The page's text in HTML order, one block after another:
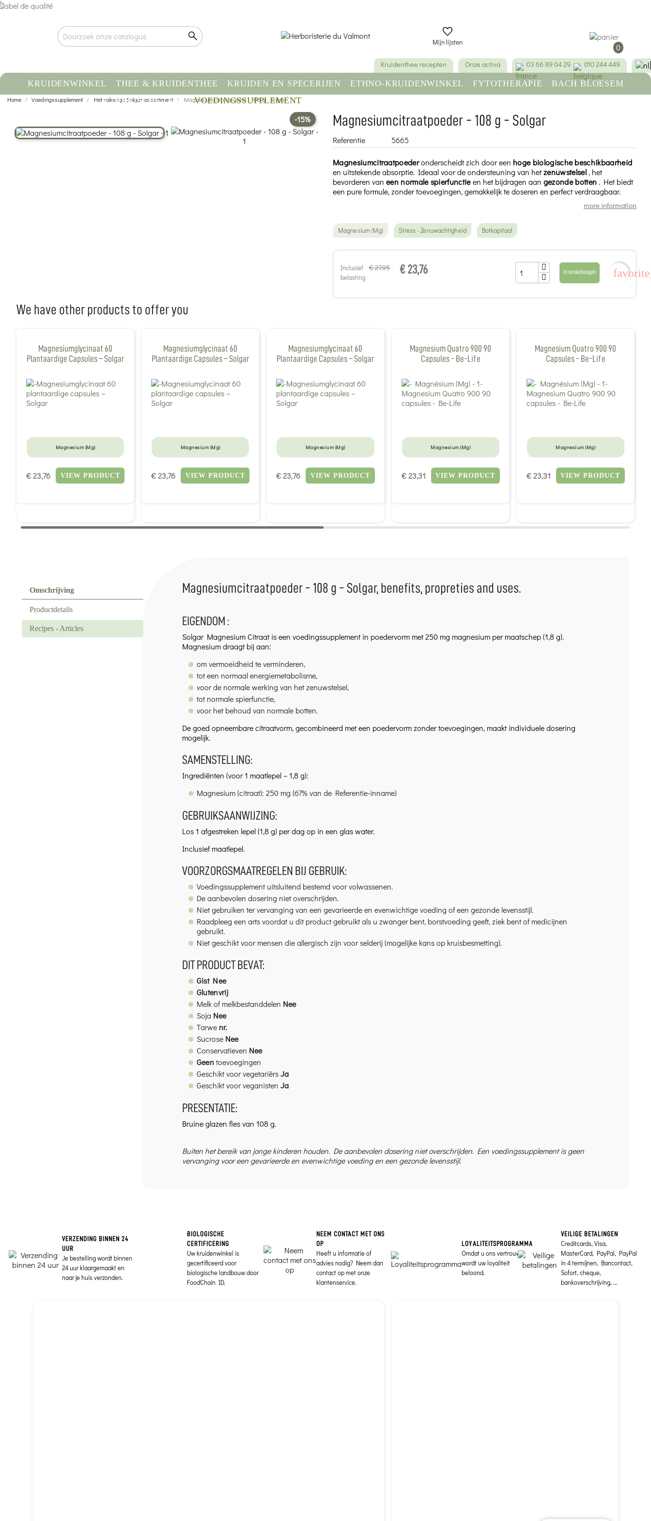
Mijn lijsten 0
Kruidenthee recepten Onze activa 03 66 89 04 29 010 244 449
KRUIDENWINKEL THEE & KRUIDENTHEE KRUIDEN EN SPECERIJEN ETHNO-KRUIDENWINKEL FYTOTHERAPIE
BACH BLOESEM
ETHERISCHE OLIE
VOEDINGSSUPPLEMENT
Home Voedingssupplement Het volledige Solgar-assortiment Magnesiumcitraatpoeder - 108 g - Solgar
-15% Magnesiumcitraatpoeder - 108 g - Solgar
Referentie 5665
Magnesiumcitraatpoederonderscheidt zich door een hoge biologische beschikbaarheid
en uitstekende absorptie. Ideaal voor de ondersteuning van hetzenuwstelsel, het
bevorderen van een normale spierfunctieen het bijdragen aan gezonde botten . Het biedt
een pure formule, zonder toevoegingen, gemakkelijk te doseren en perfect verdraagbaar.
more information
Magnesium (Mg) Stress - Zenuwachtigheid Botkapitaal
Inclusief
belasting
€ 27,95 € 23,76 In winkelwagen
Omschrijving
Productdetails
Recipes - Articles
Magnesiumcitraatpoeder - 108 g - Solgar, benefits, propreties and uses.
EIGENDOM :
Solgar Magnesium Citraat is een voedingssupplement in poedervorm met 250 mg magnesium per maatschep (1,8 g).
Magnesium draagt bij aan:
om vermoeidheid te verminderen,
tot een normaal energiemetabolisme,
voor de normale werking van het zenuwstelsel,
tot normale spierfunctie,
voor het behoud van normale botten.
De goed opneembare citraatvorm, gecombineerd met een poedervorm zonder toevoegingen, maakt individuele dosering
mogelijk.
SAMENSTELLING:
Ingrediënten (voor 1 maatlepel – 1,8 g):
Magnesium (citraat): 250 mg (67% van de Referentie-inname)
GEBRUIKSAANWIJZING:
Los 1 afgestreken lepel (1,8 g) per dag op in een glas water.
Inclusief maatlepel.
VOORZORGSMAATREGELEN BIJ GEBRUIK:
Voedingssupplement uitsluitend bestemd voor volwassenen.
De aanbevolen dosering niet overschrijden.
Niet gebruiken ter vervanging van een gevarieerde en evenwichtige voeding of een gezonde levensstijl.
Raadpleeg een arts voordat u dit product gebruikt als u zwanger bent, borstvoeding geeft, ziek bent of medicijnen
gebruikt.
Niet geschikt voor mensen die allergisch zijn voor selderij (mogelijke kans op kruisbesmetting).
DIT PRODUCT BEVAT:
Gist Nee
Glutenvrij
Melk of melkbestanddelen Nee
Soja Nee
Tarwe nr.
Sucrose Nee
Conservatieven Nee
Geentoevoegingen
Geschikt voor vegetariërsJa
Geschikt voor veganisten Ja
PRESENTATIE:
Bruine glazen fles van 108 g.
Buiten het bereik van jonge kinderen houden. De aanbevolen dosering niet overschrijden. Een voedingssupplement is geen
vervanging voor een gevarieerde en evenwichtige voeding en een gezonde levensstijl.
We have other products to offer you
Magnesiumglycinaat 60
Plantaardige Capsules – Solgar
Magnesium (Mg)
€ 23,76 VIEW PRODUCT
Magnesiumglycinaat 60
Plantaardige Capsules – Solgar
Magnesium (Mg)
€ 23,76 VIEW PRODUCT
Magnesiumglycinaat 60
Plantaardige Capsules – Solgar
Magnesium (Mg)
€ 23,76 VIEW PRODUCT
Magnesium Quatro 900 90
Capsules - Be-Life
Magnesium (Mg)
€ 23,31 VIEW PRODUCT
Magnesium Quatro 900 90
Capsules - Be-Life
Magnesium (Mg)
€ 23,31 VIEW PRODUCT
VERZENDING BINNEN 24
UUR
Je bestelling wordt binnen
24 uur klaargemaakt en
naar je huis verzonden.
BIOLOGISCHE
CERTIFICERING
Uw kruidenwinkel is
gecertificeerd voor
biologische landbouw door
FoodChain ID.
NEEM CONTACT MET ONS
OP
Heeft u informatie of
advies nodig? Neem dan
contact op met onze
klantenservice.
LOYALITEITSPROGRAMMA
Omdat u ons vertrouwt,
wordt uw loyaliteit
beloond.
VEILIGE BETALINGEN
Creditcards, Visa,
MasterCard, PayPal, PayPal
in 4 termijnen, Bancontact,
Sofort, cheque,
bankoverschrijving, ...